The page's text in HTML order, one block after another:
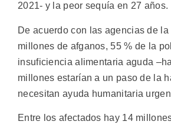
2021- y la peor sequía en 27 años.
De acuerdo con las agencias de la
millones de afganos, 55 % de la
insuficiencia alimentaria aguda
millones estarían a un paso de la
necesitan ayuda humanitaria
Entre los afectados hay 14